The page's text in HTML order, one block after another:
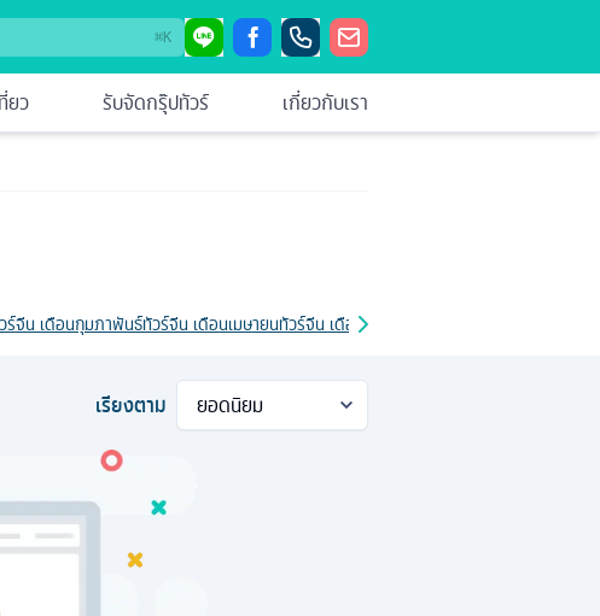
⌘K
ยว รับจัดกรุ๊ปทัวร์ เกี่ยวกับเรา
ร์จีน เดือนกุมภาพันธ์ทัวร์จีน เดือนเมษายนทัวร์จีน เดือนมิถุนายน
เรียงตาม